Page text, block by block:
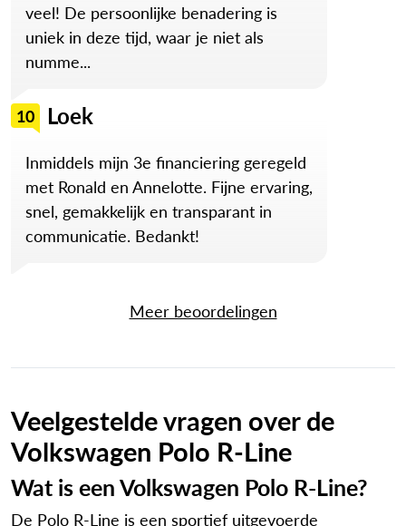
veel! De persoonlijke benadering is
uniek in deze tijd, waar je niet als
numme...
10 Loek
Inmiddels mijn 3e financiering geregeld
met Ronald en Annelotte. Fijne ervaring,
snel, gemakkelijk en transparant in
communicatie. Bedankt!
Meer beoordelingen
Veelgestelde vragen over de
Volkswagen Polo R-Line
Wat is een Volkswagen Polo R-Line?
De Polo R-Line is een sportief uitgevoerde